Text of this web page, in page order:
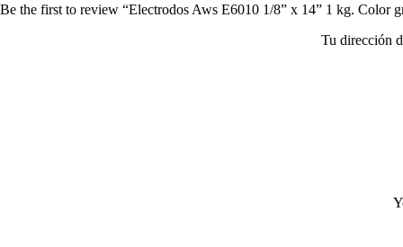
Be the first to review “Electrodos Aws E6010 1/8” x 14” 1 kg. Color
Tu dirección